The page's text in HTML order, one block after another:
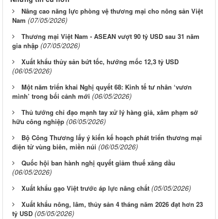
Nâng cao năng lực phòng vệ thương mại cho nông sản Việt
Nam (07/05/2026)
Thương mại Việt Nam - ASEAN vượt 90 tỷ USD sau 31 năm
gia nhập (07/05/2026)
Xuất khẩu thủy sản bứt tốc, hướng mốc 12,3 tỷ USD
(06/05/2026)
Một năm triển khai Nghị quyết 68: Kinh tế tư nhân ‘vươn
mình’ trong bối cảnh mới (06/05/2026)
Thủ tướng chỉ đạo mạnh tay xử lý hàng giả, xâm phạm sở
hữu công nghiệp (06/05/2026)
Bộ Công Thương lấy ý kiến kế hoạch phát triển thương mại
điện tử vùng biên, miền núi (06/05/2026)
Quốc hội ban hành nghị quyết giảm thuế xăng dầu
(06/05/2026)
Xuất khẩu gạo Việt trước áp lực nâng chất (05/05/2026)
Xuất khẩu nông, lâm, thủy sản 4 tháng năm 2026 đạt hơn 23
tỷ USD (05/05/2026)